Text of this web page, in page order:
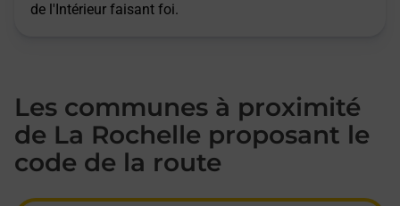
de l'Intérieur faisant foi.
Les communes à proximité
de La Rochelle proposant le
code de la route